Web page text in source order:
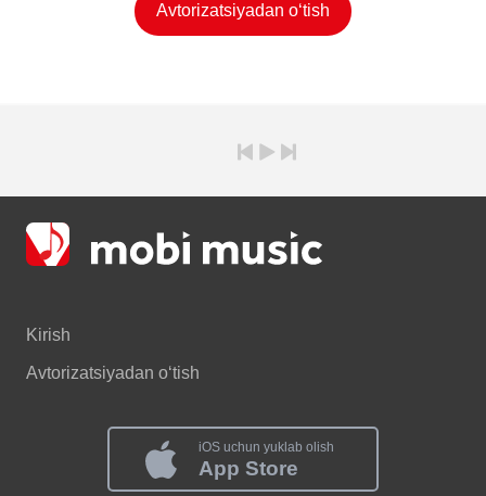
Avtorizatsiyadan o‘tish
Kirish
Avtorizatsiyadan o‘tish
iOS uchun yuklab olish
App Store